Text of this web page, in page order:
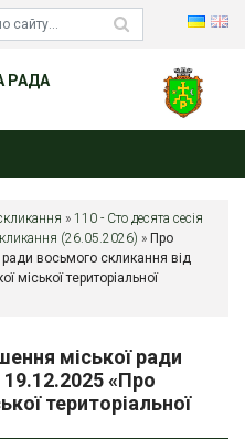
РАДА
» 110 - Сто десята сесія
(26.05.2026) » Про
восьмого скликання від
територіальної
міської ради
«Про
територіальної